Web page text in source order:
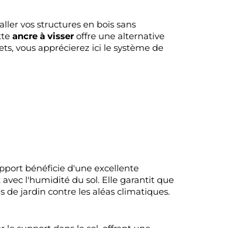
vos structures en bois sans
ancre à visseroffre une alternative
vous apprécierez ici le système de
bénéficie d'une excellente
l'humidité du sol. Elle garantit que
de jardin contre les aléas climatiques.